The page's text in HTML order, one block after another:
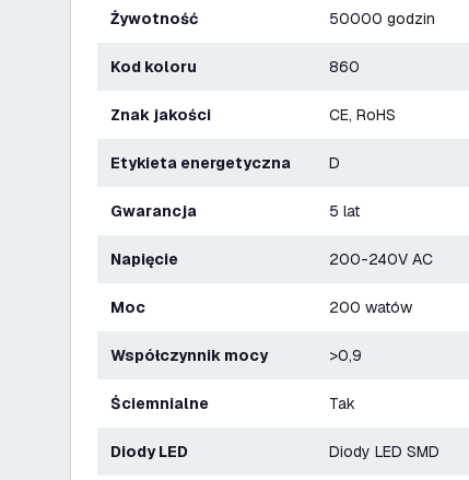
Żywotność 50000 godzin
Kod koloru 860
Znak jakości CE, RoHS
Etykieta energetyczna D
Gwarancja 5 lat
Napięcie 200-240V AC
Moc 200 watów
Współczynnik mocy >0,9
Ściemnialne Tak
Diody LED Diody LED SMD